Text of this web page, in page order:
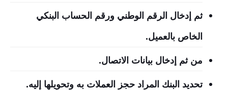
ثم إدخال الرقم الوطني ورقم الحساب البنكي
الخاص بالعميل.
من ثم إدخال بيانات الاتصال.
تحديد البنك المراد حجز العملات به وتحويلها إليه.